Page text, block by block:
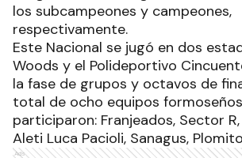
los subcampeones y campeones,
respectivamente.
Este Nacional se jugó en dos
Woods y el Polideportivo
la fase de grupos y octavos de
total de ocho equipos
participaron: Franjeados, Sector
Aleti Luca Pacioli, Sanagus,
Ads